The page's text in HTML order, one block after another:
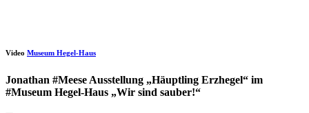
Video Museum Hegel-Haus
Jonathan #Meese Ausstellung „Häuptling Erzhegel“ im
#Museum Hegel-Haus „Wir sind sauber!“